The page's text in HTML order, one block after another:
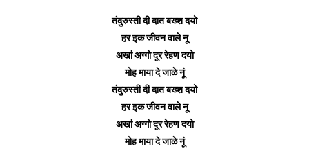
तंदुरुस्ती दी दात बख्श दयो
हर इक जीवन वाले नू
अखां अग्गो दूर रेहण दयो
मोह माया दे जाळे नूं
तंदुरुस्ती दी दात बख्श दयो
हर इक जीवन वाले नू
अखां अग्गो दूर रेहण दयो
मोह माया दे जाळे नूं